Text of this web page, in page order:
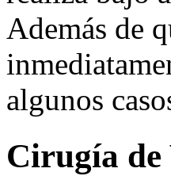
Además de
algunos
Cirugía de